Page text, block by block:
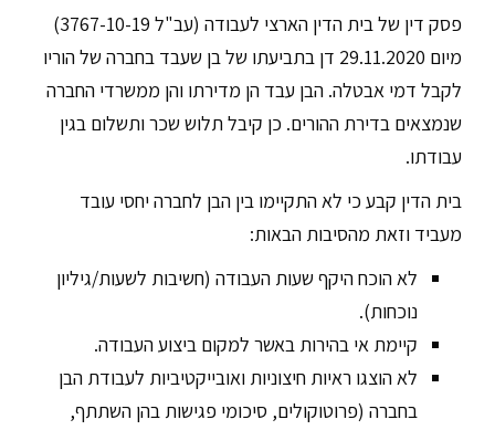
פסק דין של בית הדין הארצי לעבודה (עב"ל 3767-10-19)
מיום 29.11.2020 דן בתביעתו של בן שעבד בחברה של הוריו
לקבל דמי אבטלה. הבן עבד הן מדירתו והן ממשרדי החברה
שנמצאים בדירת ההורים. כן קיבל תלוש שכר ותשלום בגין
עבודתו.
בית הדין קבע כי לא התקיימו בין הבן לחברה יחסי עובד
מעביד וזאת מהסיבות הבאות:
לא הוכח היקף שעות העבודה (חשיבות לשעות/גיליון
נוכחות).
קיימת אי בהירות באשר למקום ביצוע העבודה.
לא הוצגו ראיות חיצוניות ואובייקטיביות לעבודת הבן
בחברה (פרוטוקולים, סיכומי פגישות בהן השתתף,